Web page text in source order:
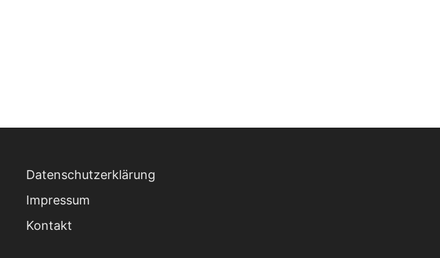
Datenschutzerklärung
Impressum
Kontakt